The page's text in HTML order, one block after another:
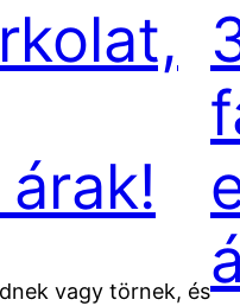
vagy törnek, és